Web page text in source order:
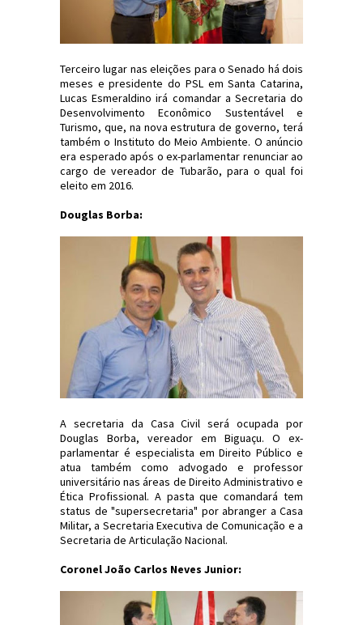
Terceiro lugar nas eleições para o Senado há dois
meses e presidente do PSL em Santa Catarina,
Lucas Esmeraldino irá comandar a Secretaria do
Desenvolvimento Econômico Sustentável e
Turismo, que, na nova estrutura de governo, terá
também o Instituto do Meio Ambiente. O anúncio
era esperado após o ex-parlamentar renunciar ao
cargo de vereador de Tubarão, para o qual foi
eleito em 2016.
Douglas Borba:
A secretaria da Casa Civil será ocupada por
Douglas Borba, vereador em Biguaçu. O ex-
parlamentar é especialista em Direito Público e
atua também como advogado e professor
universitário nas áreas de Direito Administrativo e
Ética Profissional. A pasta que comandará tem
status de "supersecretaria" por abranger a Casa
Militar, a Secretaria Executiva de Comunicação e a
Secretaria de Articulação Nacional.
Coronel João Carlos Neves Junior: